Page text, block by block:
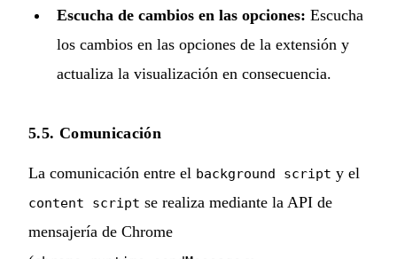
Escucha de cambios en las opciones: Escucha
los cambios en las opciones de la extensión y
actualiza la visualización en consecuencia.
5.5. Comunicación
La comunicación entre el background script y el
content script se realiza mediante la API de
mensajería de Chrome